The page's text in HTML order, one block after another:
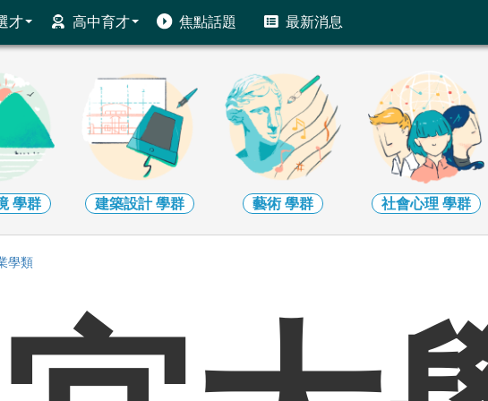
才 高中育才 焦點話題 最新消息
學群 藝術學群 社會心理學群 大眾傳播 學群
學類